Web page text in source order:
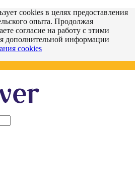
cookies в целях предоставления
опыта. Продолжая
согласие на работу с этими
дополнительной информации
cookies